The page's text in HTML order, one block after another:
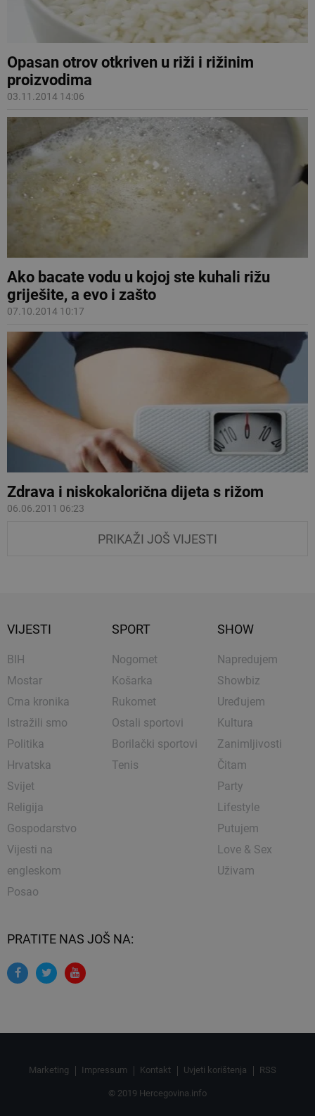
Opasan otrov otkriven u riži i rižinim
proizvodima
03.11.2014 14:06
Ako bacate vodu u kojoj ste kuhali rižu
griješite, a evo i zašto
07.10.2014 10:17
Zdrava i niskokalorična dijeta s rižom
06.06.2011 06:23
PRIKAŽI JOŠ VIJESTI
VIJESTI
BIH
Mostar
Crna kronika
Istražili smo
Politika
Hrvatska
Svijet
Religija
Gospodarstvo
Vijesti na
engleskom
Posao
SPORT
Nogomet
Košarka
Rukomet
Ostali sportovi
Borilački sportovi
Tenis
SHOW
Napredujem
Showbiz
Uređujem
Kultura
Zanimljivosti
Čitam
Party
Lifestyle
Putujem
Love & Sex
Uživam
PRATITE NAS JOŠ NA:
Marketing Impressum Kontakt Uvjeti korištenja RSS
© 2019 Hercegovina.info